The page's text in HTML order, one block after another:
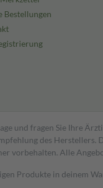
Bestellungen
und fragen Sie Ihre
des Herstellers.
vorbehalten. Alle
Produkte in deinem